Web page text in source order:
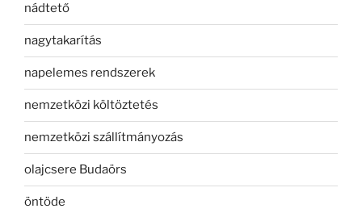
nádtető
nagytakarítás
napelemes rendszerek
nemzetközi költöztetés
nemzetközi szállítmányozás
olajcsere Budaörs
öntöde